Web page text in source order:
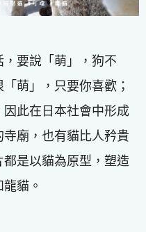
要說「萌」，狗不
萌」，只要你喜歡；
此在日本社會中形成
廟，也有貓比人矜貴
是以貓為原型，塑造
貓。